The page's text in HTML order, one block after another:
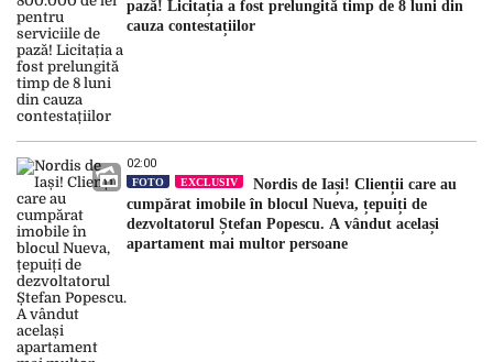
pază! Licitația a fost prelungită timp de 8 luni din
cauza contestațiilor
02:00
FOTO EXCLUSIV
Nordis de Iași! Clienții care au
cumpărat imobile în blocul Nueva, țepuiți de
dezvoltatorul Ștefan Popescu. A vândut același
apartament mai multor persoane